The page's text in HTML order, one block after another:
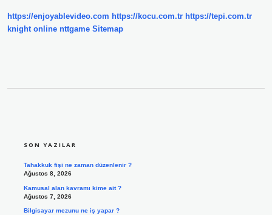
https://enjoyablevideo.com https://kocu.com.tr https://tepi.com.tr
knight online nttgame Sitemap
SON YAZILAR
Tahakkuk fişi ne zaman düzenlenir ?
Ağustos 8, 2026
Kamusal alan kavramı kime ait ?
Ağustos 7, 2026
Bilgisayar mezunu ne iş yapar ?